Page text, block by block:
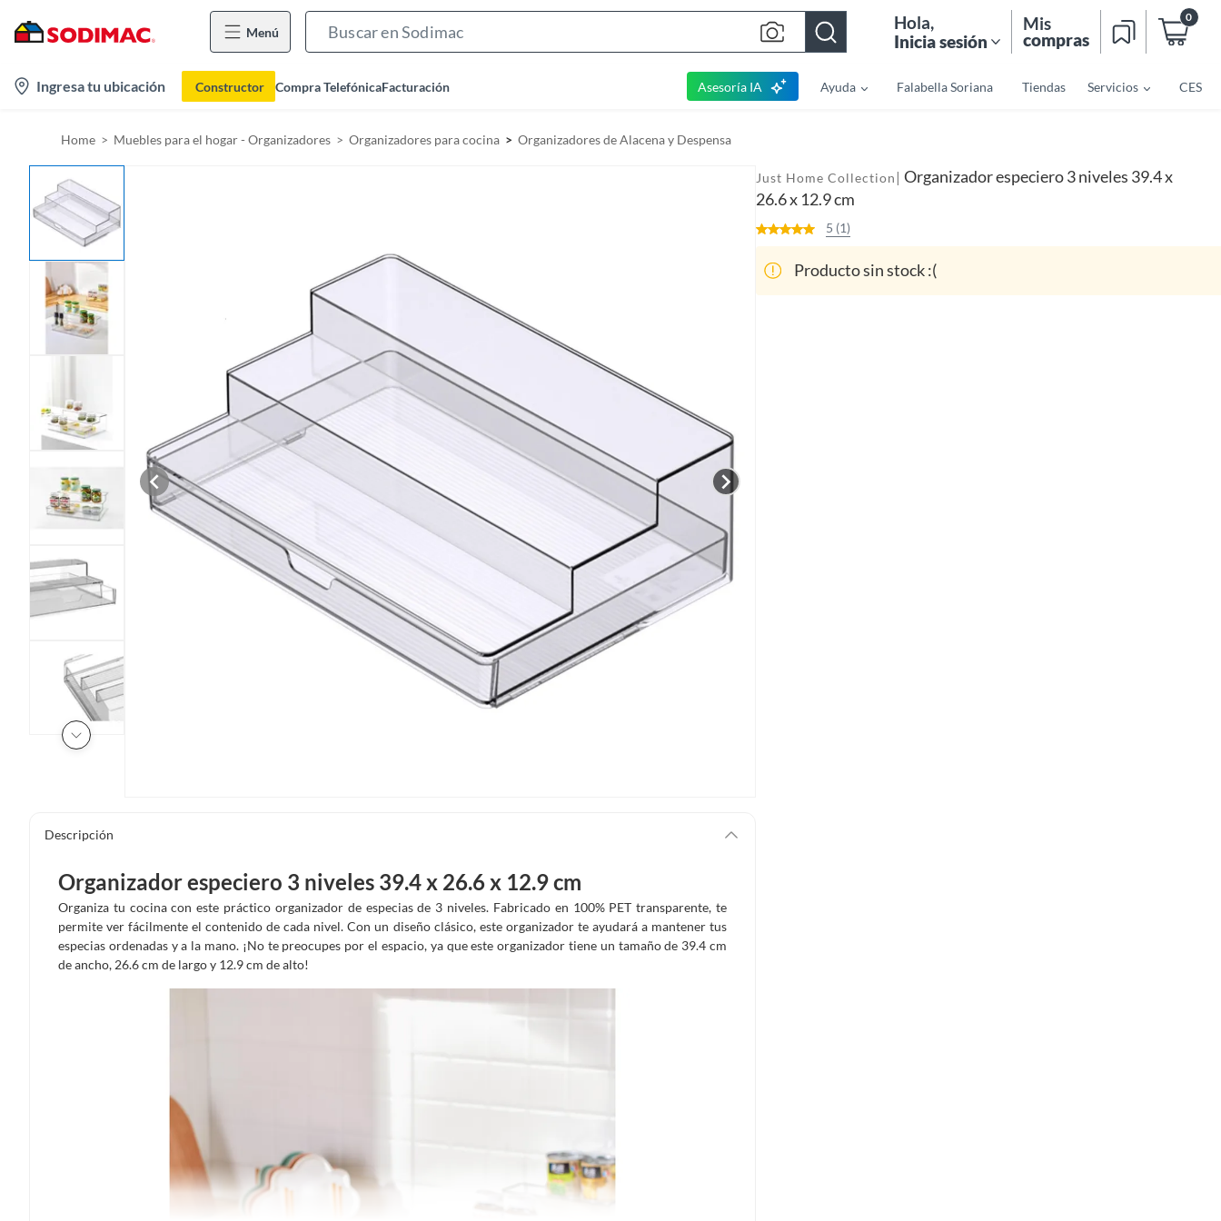
Menú
h
Hola,
Inicia sesión
Mis
compras
0
Ingresa tu ubicación Constructor Compra TelefónicaFacturación Asesoría IA Ayuda Falabella Soriana Tiendas Servicios CES
Home Muebles para el hogar - Organizadores Organizadores para cocina Organizadores de Alacena y Despensa
Descripción
Organizador especiero 3 niveles 39.4 x 26.6 x 12.9 cm
Organiza tu cocina con este práctico organizador de especias de 3 niveles. Fabricado en 100% PET transparente, te
permite ver fácilmente el contenido de cada nivel. Con un diseño clásico, este organizador te ayudará a mantener tus
especias ordenadas y a la mano. ¡No te preocupes por el espacio, ya que este organizador tiene un tamaño de 39.4 cm
de ancho, 26.6 cm de largo y 12.9 cm de alto!
Just Home Collection | Organizador especiero 3 niveles 39.4 x
26.6 x 12.9 cm
5 (1)
Producto sin stock :(